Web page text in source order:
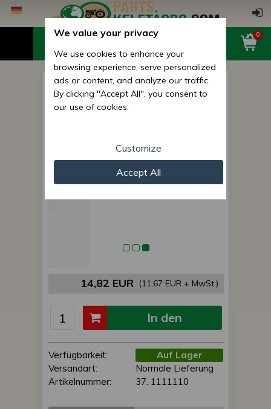
0
MTS Einspritzpumpe
Rollenhebel (für .3 JAZDA
14,82 EUR (11,67 EUR + MwSt.)
Verfügbarkeit:
Auf Lager
Versandart:
Normale Lieferung
Artikelnummer:
37. 1111110
In den
Einkaufswagen
We value your privacy
We use cookies to enhance your
browsing experience, serve personalized
ads or content, and analyze our traffic.
By clicking "Accept All", you consent to
our use of cookies.
Customize
Accept All